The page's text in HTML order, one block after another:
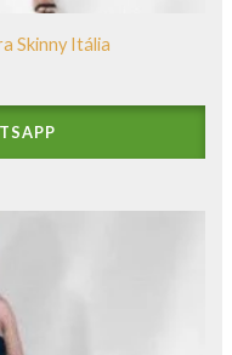
Skinny Itália